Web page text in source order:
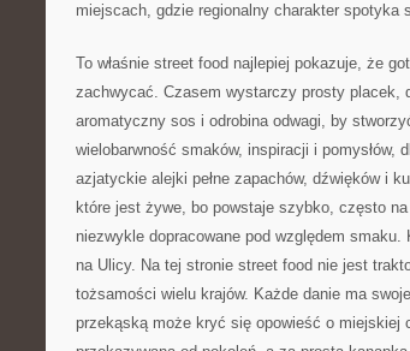
miejscach, gdzie regionalny charakter
To właśnie street food najlepiej pokazuje, że
zachwycać. Czasem wystarczy prosty placek,
aromatyczny sos i odrobina odwagi, by
wielobarwność smaków, inspiracji i pomysłów,
azjatyckie alejki pełne zapachów, dźwięków i
które jest żywe, bo powstaje szybko, często
niezwykle dopracowane pod względem smaku.
na Ulicy. Na tej stronie street food nie jest
tożsamości wielu krajów. Każde danie ma
przekąską może kryć się opowieść o